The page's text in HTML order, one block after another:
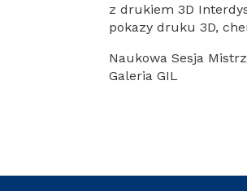
z drukiem 3D
pokazy druku 3D,
Naukowa Sesja
Galeria GIL